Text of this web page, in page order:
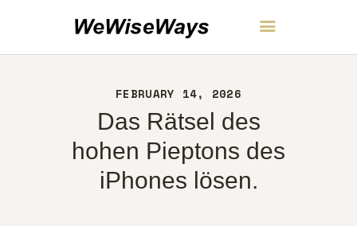
FEBRUARY 14, 2026
Das Rätsel des
hohen Pieptons des
iPhones lösen.
WeWiseWays
ÜBER UNS
KONTAKT
RICHTLINIEN
DEUTSCH